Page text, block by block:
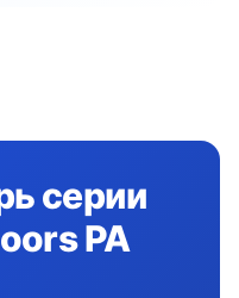
серии
PA